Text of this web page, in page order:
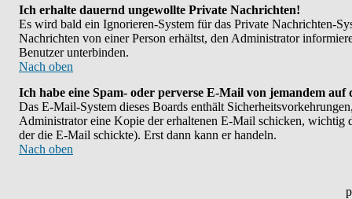
Ich erhalte dauernd ungewollte Private Nachrichten!
Es wird bald ein Ignorieren-System für das Private Nachrichten-
Nachrichten von einer Person erhältst, den Administrator
Benutzer unterbinden.
Nach oben
Ich habe eine Spam- oder perverse E-Mail von jemandem auf
Das E-Mail-System dieses Boards enthält
Administrator eine Kopie der erhaltenen E-Mail schicken, wichtig
der die E-Mail schickte). Erst dann kann er handeln.
Nach oben